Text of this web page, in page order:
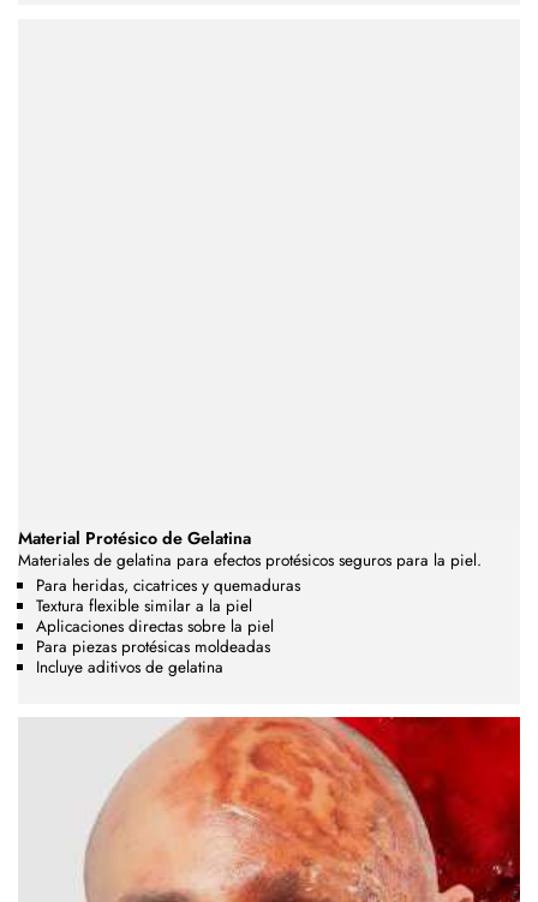
Material Protésico de Gelatina
Materiales de gelatina para efectos protésicos seguros para la piel.
Para heridas, cicatrices y quemaduras
Textura flexible similar a la piel
Aplicaciones directas sobre la piel
Para piezas protésicas moldeadas
Incluye aditivos de gelatina